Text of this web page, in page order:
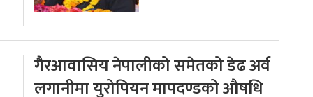
गैरआवासिय नेपालीको समेतको डेढ अर्व
लगानीमा युरोपियन मापदण्डको औषधि